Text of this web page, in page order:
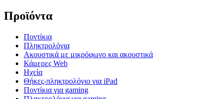
Προϊόντα
Ποντίκια
Πληκτρολόγια
Ακουστικά με μικρόφωνο και ακουστικά
Κάμερες Web
Ηχεία
Θήκες-πληκτρολόγιο για iPad
Ποντίκια για gaming